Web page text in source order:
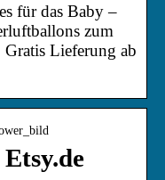
für das Baby –
zum
Gratis Lieferung ab